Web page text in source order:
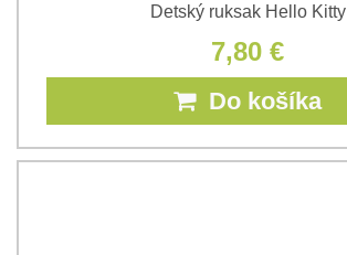
Detský ruksak Hello Kitty
7,80 €
Do košíka